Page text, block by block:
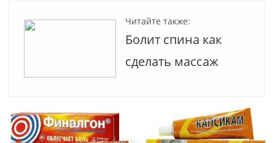
Читайте также:
Болит спина как
сделать массаж